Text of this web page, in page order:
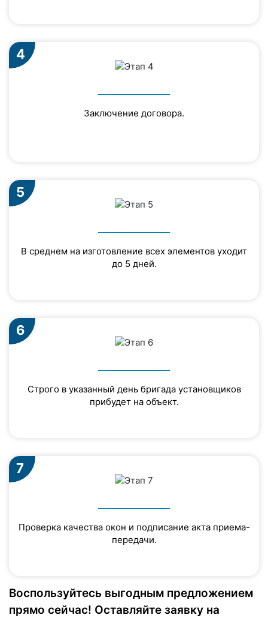
4
Заключение договора.
5
В среднем на изготовление всех элементов уходит
до 5 дней.
6
Строго в указанный день бригада установщиков
прибудет на объект.
7
Проверка качества окон и подписание акта приема-
передачи.
Воспользуйтесь выгодным предложением
прямо сейчас! Оставляйте заявку на